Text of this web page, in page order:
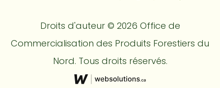
Droits d'auteur © 2026 Office de
Commercialisation des Produits Forestiers du
Nord. Tous droits réservés.